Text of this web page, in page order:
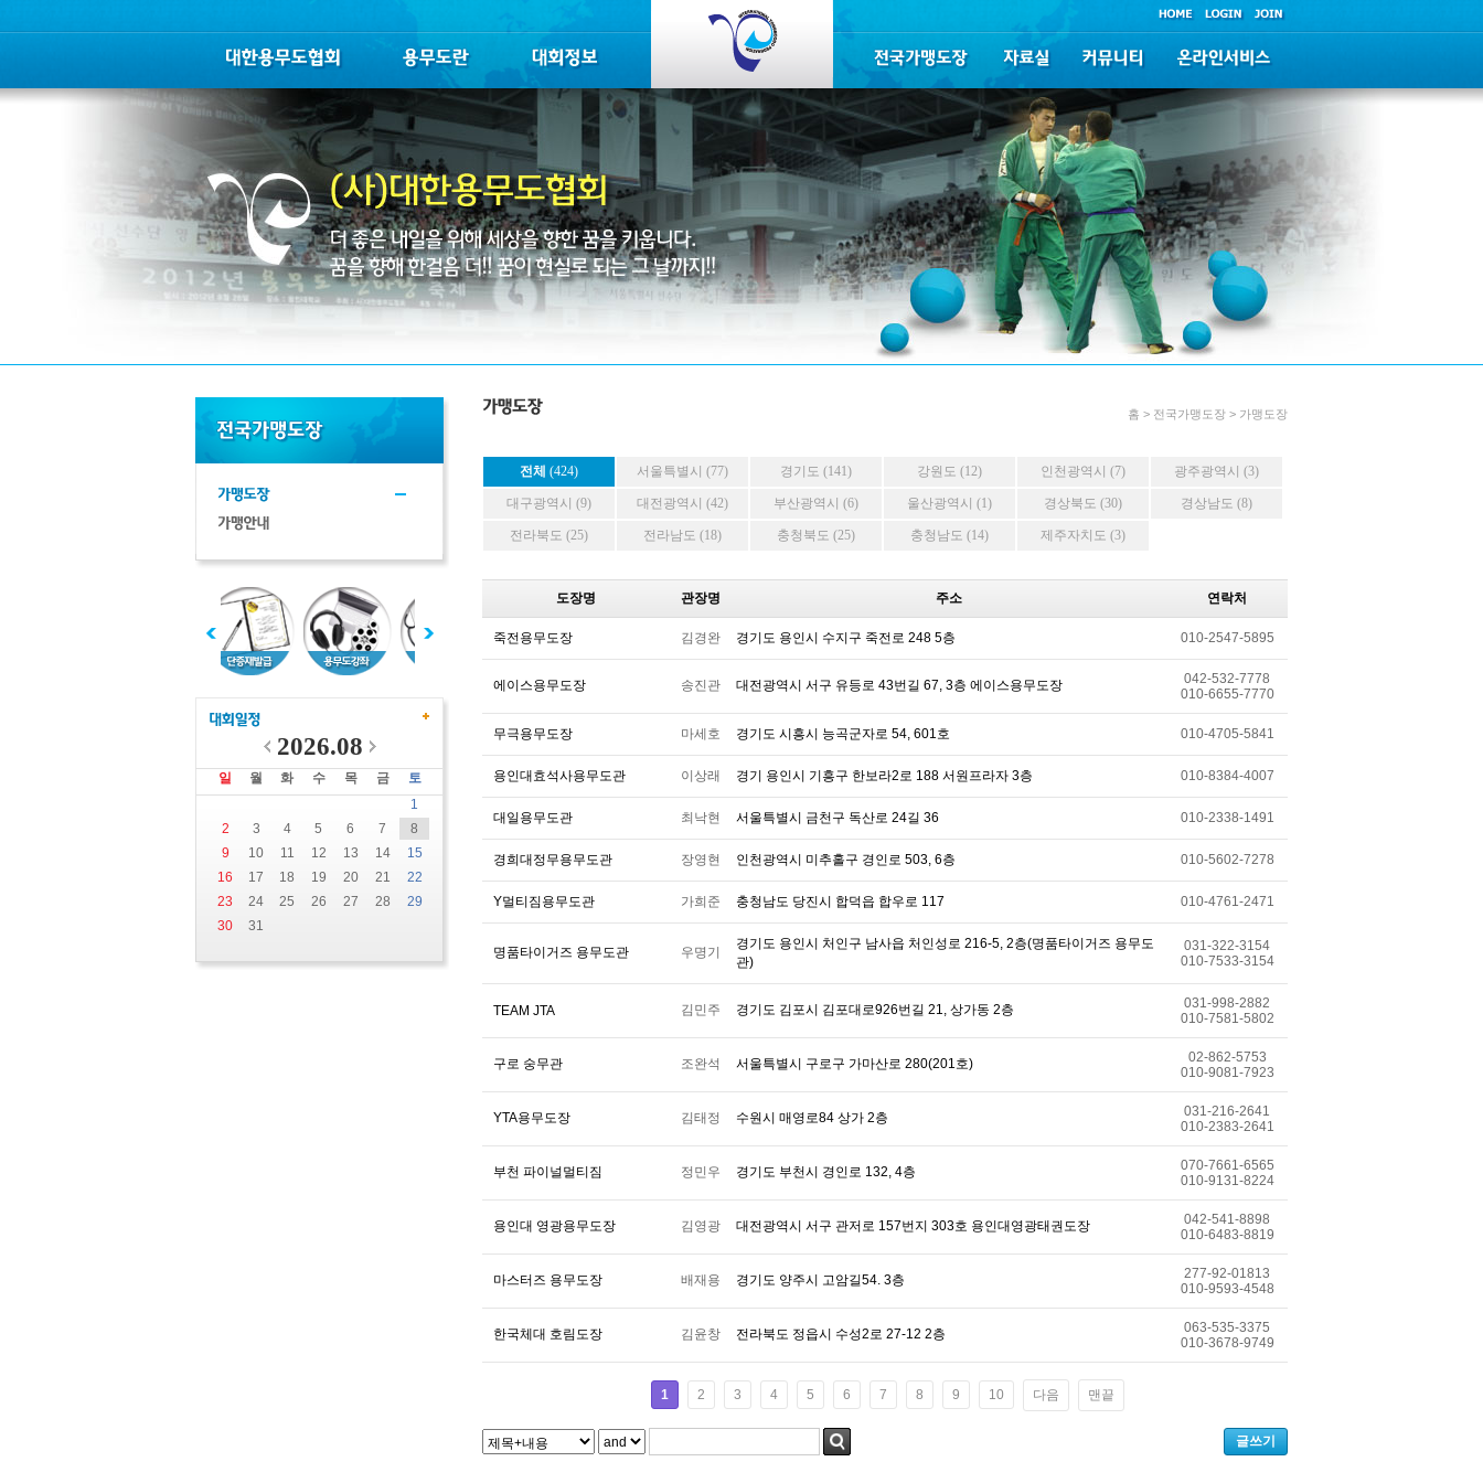
2026.08
일 월 화 수 목 금
토
1
2
3 4 5 6 7
8
9
10 11 12 13 14
15
16
17 18 19 20 21
22
23
24 25 26 27 28
29
30
31
홈 > 전국가맹도장 > 가맹도장
전체 (424) 서울특별시 (77) 경기도 (141) 강원도 (12) 인천광역시 (7) 광주광역시 (3)
대구광역시 (9) 대전광역시 (42) 부산광역시 (6) 울산광역시 (1) 경상북도 (30) 경상남도 (8)
전라북도 (25) 전라남도 (18) 충청북도 (25) 충청남도 (14) 제주자치도 (3)
도장명 관장명 주소 연락처
죽전용무도장 김경완 경기도 용인시 수지구 죽전로 248 5층 010-2547-5895
에이스용무도장 송진관 대전광역시 서구 유등로 43번길 67, 3층 에이스용무도장
042-532-7778
010-6655-7770
무극용무도장 마세호 경기도 시흥시 능곡군자로 54, 601호 010-4705-5841
용인대효석사용무도관 이상래 경기 용인시 기흥구 한보라2로 188 서원프라자 3층 010-8384-4007
대일용무도관 최낙현 서울특별시 금천구 독산로 24길 36 010-2338-1491
경희대정무용무도관 장영현 인천광역시 미추홀구 경인로 503, 6층 010-5602-7278
Y멀티짐용무도관 가희준 충청남도 당진시 합덕읍 합우로 117 010-4761-2471
명품타이거즈 용무도관 우명기
경기도 용인시 처인구 남사읍 처인성로 216-5, 2층(명품타이거즈 용무도
관)
031-322-3154
010-7533-3154
TEAM JTA 김민주 경기도 김포시 김포대로926번길 21, 상가동 2층
031-998-2882
010-7581-5802
구로 숭무관 조완석 서울특별시 구로구 가마산로 280(201호)
02-862-5753
010-9081-7923
YTA용무도장 김태정 수원시 매영로84 상가 2층
031-216-2641
010-2383-2641
부천 파이널멀티짐 정민우 경기도 부천시 경인로 132, 4층
070-7661-6565
010-9131-8224
용인대 영광용무도장 김영광 대전광역시 서구 관저로 157번지 303호 용인대영광태권도장
042-541-8898
010-6483-8819
마스터즈 용무도장 배재용 경기도 양주시 고암길54. 3층
277-92-01813
010-9593-4548
한국체대 호림도장 김윤창 전라북도 정읍시 수성2로 27-12 2층
063-535-3375
010-3678-9749
1 2 3 4 5 6 7 8 9 10 다음 맨끝
글쓰기